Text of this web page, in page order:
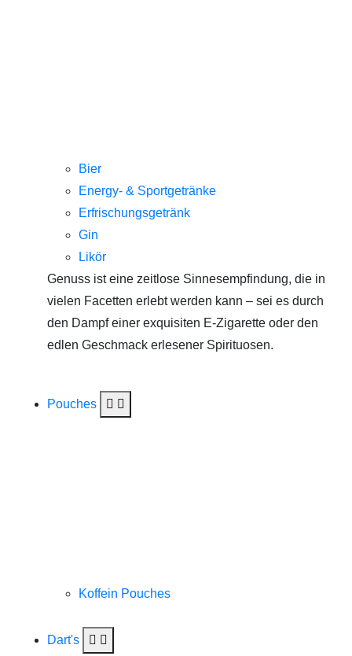
Bier
Energy- & Sportgetränke
Erfrischungsgetränk
Gin
Likör
Genuss ist eine zeitlose Sinnesempfindung, die in
vielen Facetten erlebt werden kann – sei es durch
den Dampf einer exquisiten E-Zigarette oder den
edlen Geschmack erlesener Spirituosen.
Pouches
Koffein Pouches
Dart's